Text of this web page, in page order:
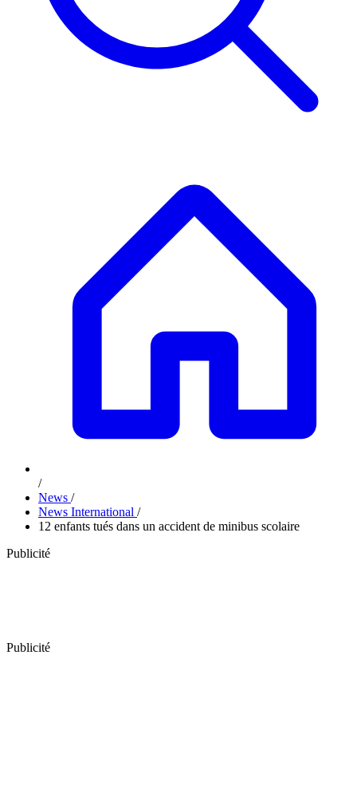
/
News /
News International /
12 enfants tués dans un accident de minibus scolaire
Publicité
Publicité